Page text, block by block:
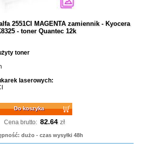
2551CI MAGENTA zamiennik - Kyocera
- toner Quantec 12k
toner
laserowych:
Do koszyka
Cena brutto: 82.64 zł
dużo - czas wysyłki 48h